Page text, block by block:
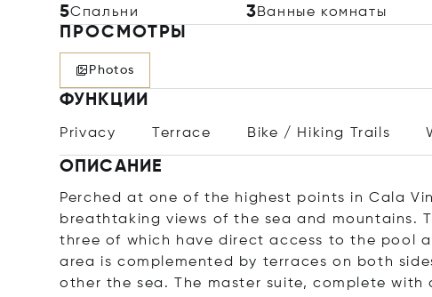
5Спальни 3Ванные комнаты
ПРОСМОТРЫ
Photos
ФУНКЦИИ
Privacy Terrace Bike / Hiking Trails
ОПИСАНИЕ
Perched at one of the highest points in Cala
breathtaking views of the sea and mountains.
three of which have direct access to the pool
area is complemented by terraces on both
other the sea. The master suite, complete